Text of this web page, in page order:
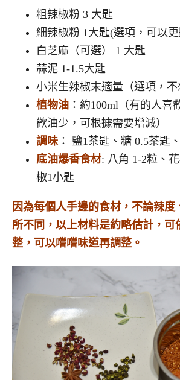
粗辣椒粉 3 大匙
細辣椒粉 1大匙(選項，可以
白芝麻（可選） 1 大匙
蒜泥 1-1.5大匙
小米生辣椒末適量（選項，不
植物油 ：約100ml（有的人喜
歡油少，可根據需要增減）
調味 ： 鹽1茶匙、糖 0.5茶匙
底油爆香食材: 八角 1-2粒、
椒1小匙
因為每個人手邊的食材，不論辣度
所不同，以上材料是約略估計，可
整，可以嚐嚐味道再調整。